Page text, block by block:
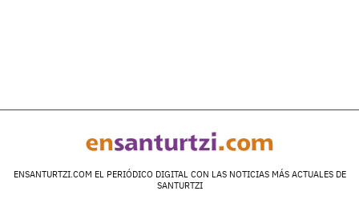
ENSANTURTZI.COM EL PERIÓDICO DIGITAL CON LAS NOTICIAS MÁS ACTUALES DE
SANTURTZI